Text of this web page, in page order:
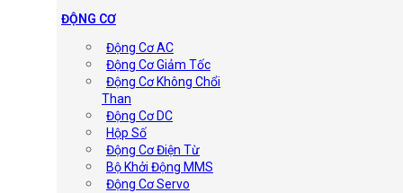
ĐỘNG CƠ
Động Cơ AC
Động Cơ Giảm Tốc
Động Cơ Không Chổi
Than
Động Cơ DC
Hộp Số
Động Cơ Điện Từ
Bộ Khởi Động MMS
Động Cơ Servo